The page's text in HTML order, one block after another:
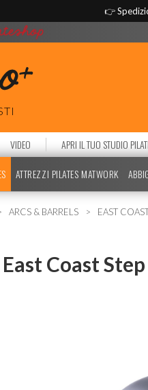
👉
VIDEO APRI IL TUO STUDIO
ATTREZZI PILATES MATWORK
ARCS & BARRELS EAST
East Coast